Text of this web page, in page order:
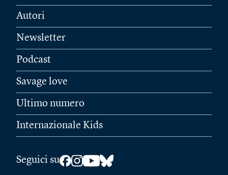
Autori
Newsletter
Podcast
Savage love
Ultimo numero
Internazionale Kids
Seguici su